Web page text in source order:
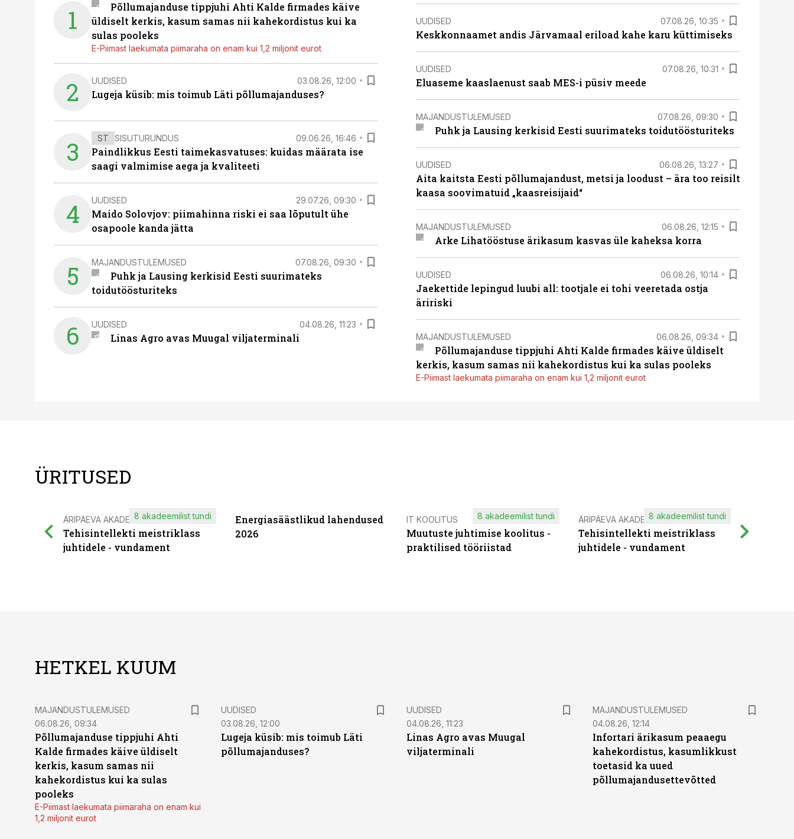
1
Põllumajanduse tippjuhi Ahti Kalde firmades käive
üldiselt kerkis, kasum samas nii kahekordistus kui ka
sulas pooleks
E-Piimast laekumata piimaraha on enam kui 1,2 miljonit eurot
2 UUDISED 03.08.26, 12:00
Lugeja küsib: mis toimub Läti põllumajanduses?
3 ST SISUTURUNDUS 09.06.26, 16:46
Paindlikkus Eesti taimekasvatuses: kuidas määrata ise
saagi valmimise aega ja kvaliteeti
4 UUDISED 29.07.26, 09:30
Maido Solovjov: piimahinna riski ei saa lõputult ühe
osapoole kanda jätta
5 MAJANDUSTULEMUSED 07.08.26, 09:30
Puhk ja Lausing kerkisid Eesti suurimateks
toidutöösturiteks
6 UUDISED 04.08.26, 11:23
Linas Agro avas Muugal viljaterminali
UUDISED 07.08.26, 10:35
Keskkonnaamet andis Järvamaal eriload kahe karu küttimiseks
UUDISED 07.08.26, 10:31
Eluaseme kaaslaenust saab MES-i püsiv meede
MAJANDUSTULEMUSED 07.08.26, 09:30
Puhk ja Lausing kerkisid Eesti suurimateks toidutöösturiteks
UUDISED 06.08.26, 13:27
Aita kaitsta Eesti põllumajandust, metsi ja loodust – ära too reisilt
kaasa soovimatuid „kaasreisijaid“
MAJANDUSTULEMUSED 06.08.26, 12:15
Arke Lihatööstuse ärikasum kasvas üle kaheksa korra
UUDISED 06.08.26, 10:14
Jaekettide lepingud luubi all: tootjale ei tohi veeretada ostja
äririski
MAJANDUSTULEMUSED 06.08.26, 09:34
Põllumajanduse tippjuhi Ahti Kalde firmades käive üldiselt
kerkis, kasum samas nii kahekordistus kui ka sulas pooleks
E-Piimast laekumata piimaraha on enam kui 1,2 miljonit eurot
ÜRITUSED
ÄRIPÄEVA AKADEEMIA
Tehisintellekti meistriklass
juhtidele - vundament
8 akadeemilist tundi
Energiasäästlikud lahendused
2026
IT KOOLITUS
Muutuste juhtimise koolitus -
praktilised tööriistad
8 akadeemilist tundi ÄRIPÄEVA AKADEEMIA
Tehisintellekti meistriklass
juhtidele - vundament
8 akadeemilist tundi
HETKEL KUUM
MAJANDUSTULEMUSED
06.08.26, 09:34
Põllumajanduse tippjuhi Ahti
Kalde firmades käive üldiselt
kerkis, kasum samas nii
kahekordistus kui ka sulas
pooleks
E-Piimast laekumata piimaraha on enam kui
1,2 miljonit eurot
UUDISED
03.08.26, 12:00
Lugeja küsib: mis toimub Läti
põllumajanduses?
UUDISED
04.08.26, 11:23
Linas Agro avas Muugal
viljaterminali
MAJANDUSTULEMUSED
04.08.26, 12:14
Infortari ärikasum peaaegu
kahekordistus, kasumlikkust
toetasid ka uued
põllumajandusettevõtted